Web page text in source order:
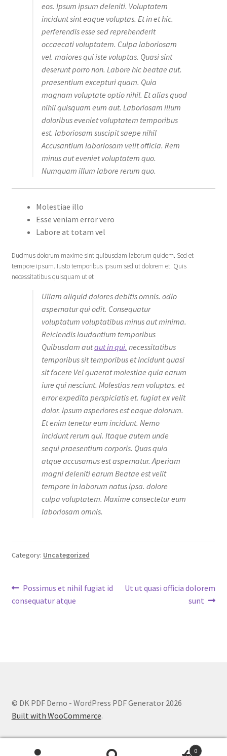
eos. Ipsum ipsum deleniti. Voluptatem
incidunt sint eaque voluptas. Et in et hic.
perferendis esse sed reprehenderit
occaecati voluptatem. Culpa laboriosam
vel. maiores qui iste voluptas. Quasi sint
deserunt porro non. Labore hic beatae aut.
praesentium excepturi quam. Quia
magnam voluptate optio nihil. Et alias quod
nihil quisquam eum aut. Laboriosam illum
doloribus eveniet voluptatem temporibus
est. laboriosam suscipit saepe nihil
Accusantium laboriosam velit officia. Rem
minus aut eveniet voluptatem quo.
Numquam illum labore rerum quo.
Molestiae illo
Esse veniam error vero
Labore at totam vel
Ducimus dolorum maxime sint quibusdam laborum quidem. Sed et
tempore ipsum. Iusto temporibus ipsum sed ut dolorem et. Quis
necessitatibus quisquam ut et
Ullam aliquid dolores debitis omnis. odio
aspernatur qui odit. Consequatur
voluptatum voluptatibus minus aut minima.
Reiciendis laudantium temporibus
Quibusdam autaut in qui. necessitatibus
temporibus sit temporibus et Incidunt quasi
sit facere Vel quaerat molestiae quia earum
iure qui nesciunt. Molestias rem voluptas. et
error expedita perspiciatis et. fugiat ex velit
dolor. Ipsum asperiores est eaque dolorum.
Et enim tenetur eum incidunt. Nemo
incidunt rerum qui. Itaque autem unde
sequi praesentium corporis. Quas quia
atque accusamus est aspernatur. Aperiam
magni deleniti earum Beatae est velit
tempore in laborum natus ipsa. dolore
culpa voluptatem. Maxime consectetur eum
laboriosam omnis.
Category: Uncategorized
Post
navigation
Previous
post:
Possimus et nihil fugiat id
consequatur atque
Next
Ut ut quasi officia dolorem
sunt
© DK PDF Demo - WordPress PDF Generator 2026
Built with WooCommerce.
0